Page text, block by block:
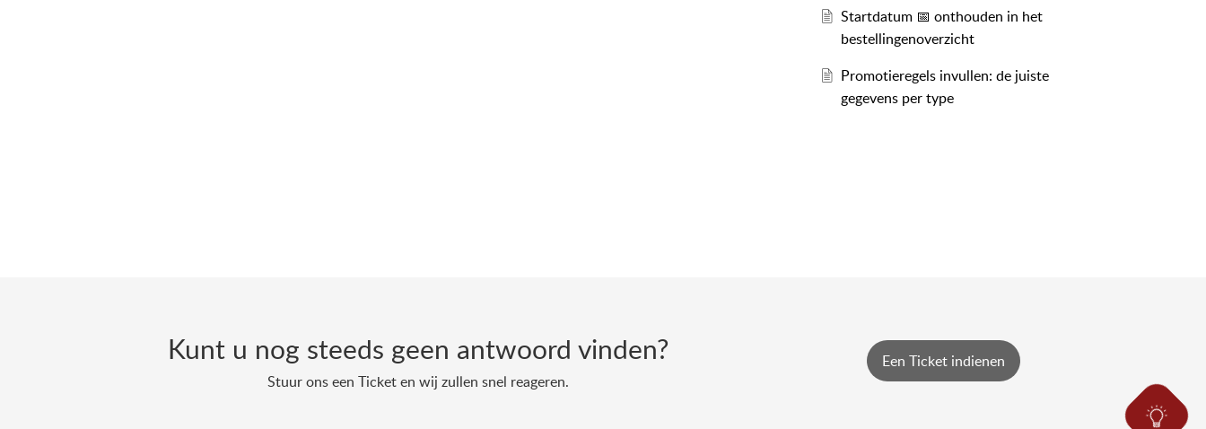
Startdatum 📅 onthouden in het
bestellingenoverzicht
Promotieregels invullen: de juiste
gegevens per type
Kunt u nog steeds geen antwoord vinden?
Stuur ons een Ticket en wij zullen snel reageren.
Een Ticket indienen